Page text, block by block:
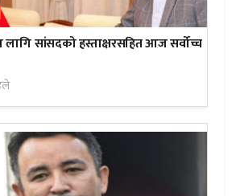
लागि सांसदको हस्ताक्षरसहित आज सर्वोच्च